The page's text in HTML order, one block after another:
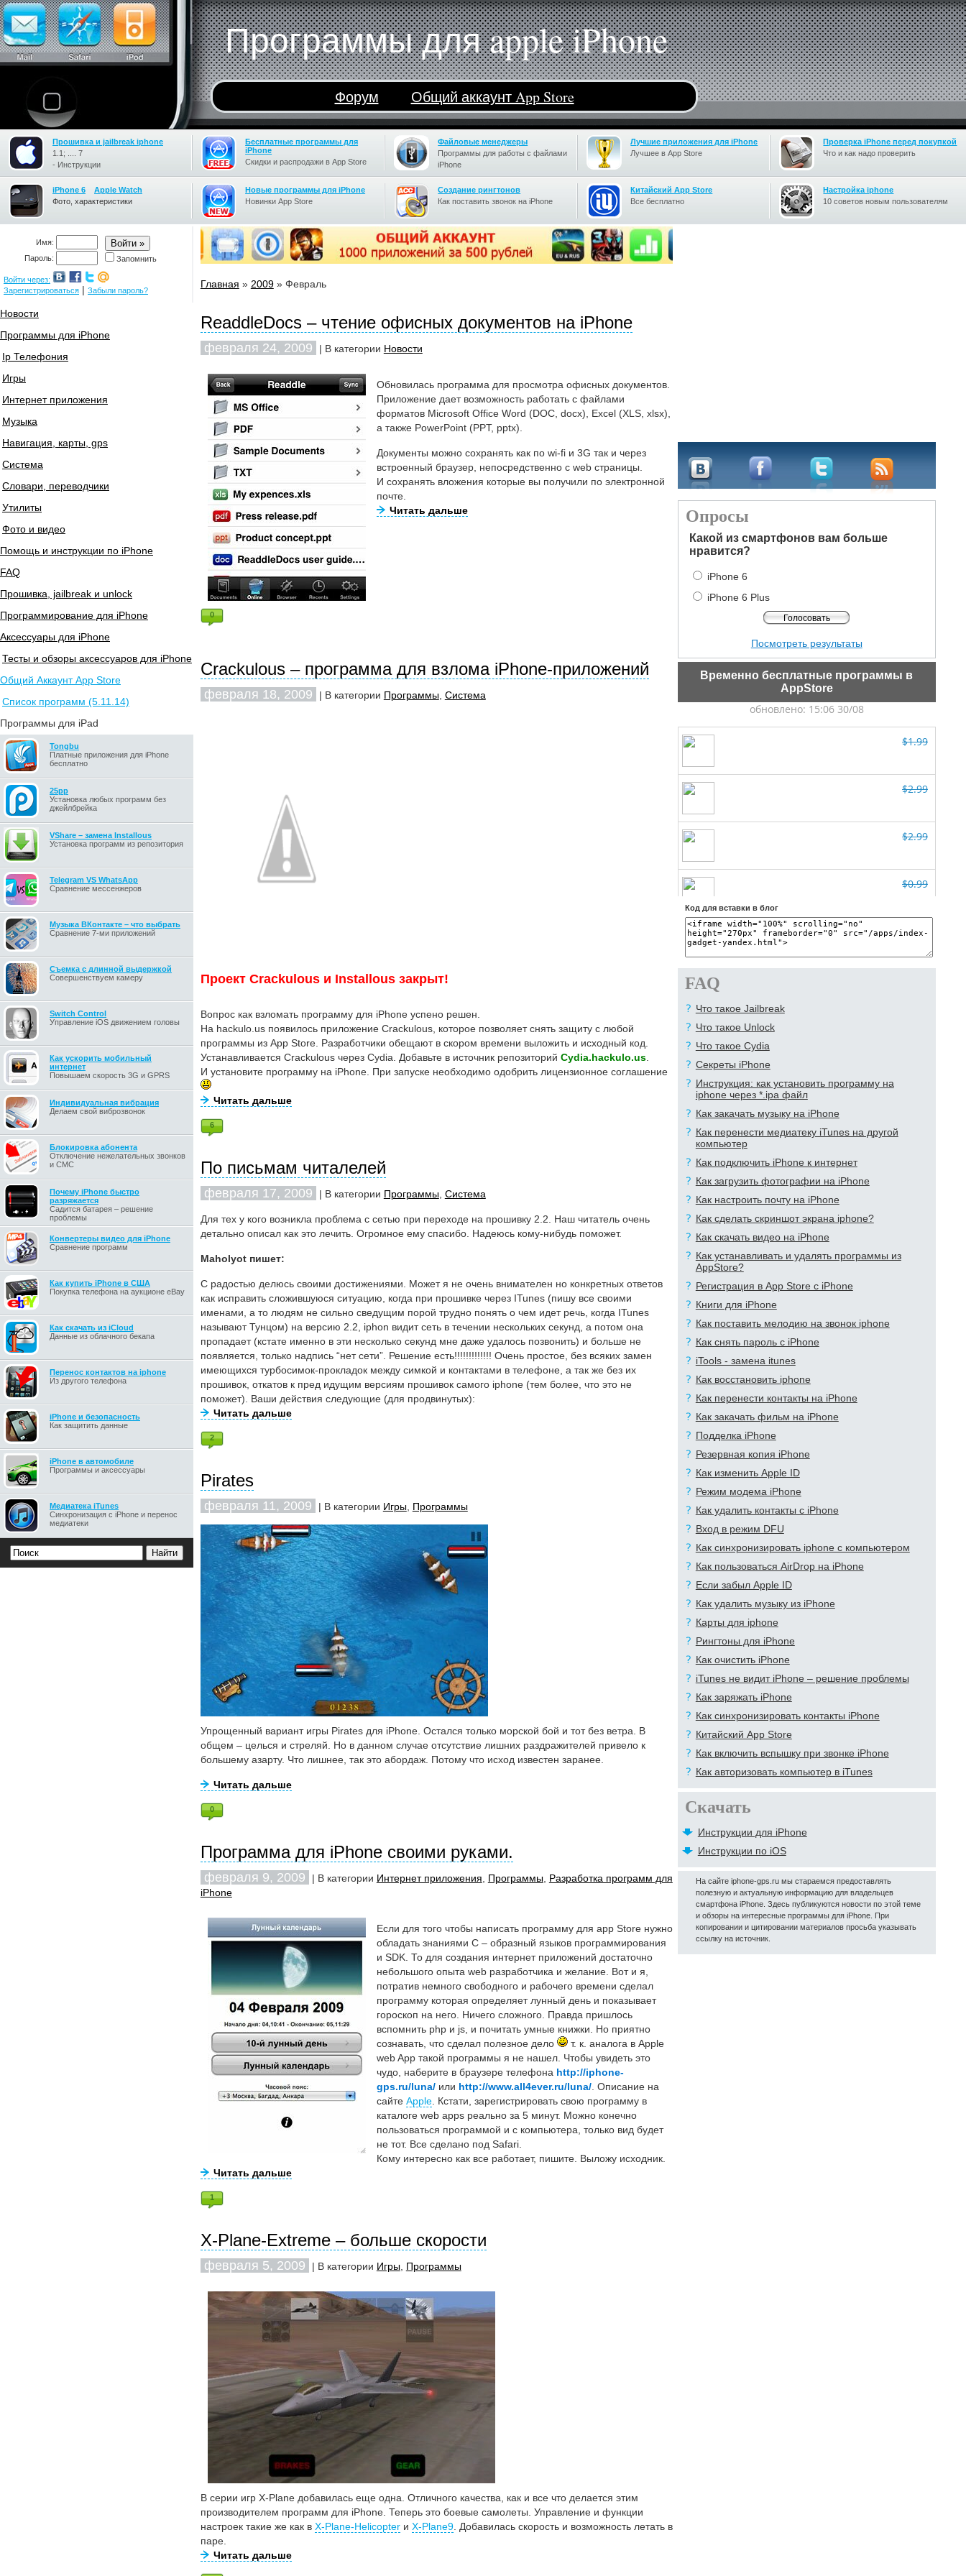
Программы для apple iPhone
Форум Общий аккаунт App Store
Прошивка и jailbreak iphone
1.1; .... 7
- Инструкции
Бесплатные программы для
iPhone
Скидки и распродажи в App Store
Файловые менеджеры
Программы для работы с файлами
iPhone
Лучшие приложения для iPhone
Лучшее в App Store
Проверка iPhone перед покупкой
Что и как надо проверить
iPhone 6
Apple Watch
Фото, характеристики
Новые программы для iPhone
Новинки App Store
Cоздание рингтонов
Как поставить звонок на iPhone
Китайский App Store
Все бесплатно
Настройка iphone
10 советов новым пользователям
Имя:
Пароль:
Запомнить
Войти через:
Зарегистрироваться | Забыли пароль?
Новости
Программы для iPhone
Ip Телефония
Игры
Интернет приложения
Музыка
Навигация, карты, gps
Система
Словари, переводчики
Утилиты
Фото и видео
Помощь и инструкции по iPhone
FAQ
Прошивка, jailbreak и unlock
Программирование для iPhone
Аксессуары для iPhone
Тесты и обзоры аксессуаров для iPhone
Общий Аккаунт App Store
Список программ (5.11.14)
Программы для iPad
Tongbu
Платные приложения для iPhone
бесплатно
25pp
Установка любых программ без
джейлбрейка
VShare – замена Installous
Установка программ из репозитория
Telegram VS WhatsApp
Сравнение мессенжеров
Музыка ВКонтакте – что выбрать
Сравнение 7-ми приложений
Съемка с длинной выдержкой
Совершенствуем камеру
Switch Control
Управление iOS движением головы
Как ускорить мобильный
интернет
Повышаем скорость 3G и GPRS
Индивидуальная вибрация
Делаем свой виброзвонок
Блокировка абонента
Отключение нежелательных звонков
и СМС
Почему iPhone быстро
разряжается
Садится батарея – решение
проблемы
Конвертеры видео для iPhone
Сравнение программ
Как купить iPhone в США
Покупка телефона на аукционе eBay
Как скачать из iCloud
Данные из облачного бекапа
Перенос контактов на iphone
Из другого телефона
iPhone и безопасность
Как защитить данные
iPhone в автомобиле
Программы и аксессуары
Медиатека iTunes
Синхронизация с iPhone и перенос
медиатеки
Главная » 2009» Февраль
ReaddleDocs – чтение офисных документов на iPhone
февраля 24, 2009 | В категории Новости
Обновилась программа для просмотра офисных документов.
Приложение дает возможность работать с файлами
форматов Microsoft Office Word (DOC, docx), Excel (XLS, xlsx),
а также PowerPoint (PPT, pptx).
Документы можно сохранять как по wi-fi и 3G так и через
встроенный браузер, непосредственно с web страницы.
И сохранять вложения которые вы получили по электронной
почте.
Читать дальше
0
Crackulous – программа для взлома iPhone-приложений
февраля 18, 2009 | В категории Программы, Система
Проект Crackulous и Installous закрыт!
Вопрос как взломать программу для iPhone успено решен.
На hackulo.us появилось приложение Crackulous, которое позволяет снять защиту с любой
программы из App Store. Разработчики обещают в скором времени выложить и исходный код.
Устанавливается Crackulous через Cydia. Добавьте в источник репозиторий Cydia.hackulo.us.
И установите программу на iPhone. При запуске необходимо одобрить лицензионное соглашение
Читать дальше
6
По письмам читалелей
февраля 17, 2009 | В категории Программы, Система
Для тех у кого возникла проблема с сетью при переходе на прошивку 2.2. Наш читатель очень
детально описал как это лечить. Огромное ему спасибо. Надеюсь кому-нибудь поможет.
Maholyot пишет:
С радостью делюсь своими достижениями. Может я не очень внимателен но конкретных ответов
как исправить сложившуюся ситуацию, когда при прошивке через ITunes (пишу все своими
именами, а то людям не сильно сведущим порой трудно понять о чем идет речь, когда ITunes
называют Тунцом) на версию 2.2, iphon видит сеть в течении нескольких секунд, а потом она
пропадает (кстате именно в эти несколько секунд мне даже удалось позвонить) и больше не
появляется, только надпись “нет сети”. Решение есть!!!!!!!!!!!!! Очень простое, без всяких замен
имеющихся турбосимок-прокладок между симкой и контактами в телефоне, а так же без их
прошивок, откатов к пред идущим версиям прошивок самого iphone (тем более, что это не
поможет). Ваши действия следующие (для продвинутых):
Читать дальше
2
Pirates
февраля 11, 2009 | В категории Игры, Программы
Упрощенный вариант игры Pirates для iPhone. Остался только морской бой и тот без ветра. В
общем – целься и стреляй. Но в данном случае отсутствие лишних раздражителей привело к
большему азарту. Что лишнее, так это абордаж. Потому что исход известен заранее.
Читать дальше
0
Программа для iPhone своими руками.
февраля 9, 2009 | В категории Интернет приложения Программы, Разработка программ для
iPhone
Если для того чтобы написать программу для app Store нужно
обладать знаниями С – образный языков программирования
и SDK. То для создания интернет приложений достаточно
небольшого опыта web разработчика и желание. Вот и я,
потратив немного свободного и рабочего времени сделал
программу которая определяет лунный день и показывает
гороскоп на него. Ничего сложного. Правда пришлось
вспомнить php и js, и почитать умные книжки. Но приятно
сознавать, что сделал полезное дело
т. к. аналога в Apple
web App такой программы я не нашел. Чтобы увидеть это
чудо, наберите в браузере телефона http://iphone-
gps.ru/luna/или http://www.all4ever.ru/luna/. Описание на
сайте Apple. Кстати, зарегистрировать свою программу в
каталоге web apps реально за 5 минут. Можно конечно
пользоваться программой и с компьютера, только вид будет
не тот. Все сделано под Safari.
Кому интересно как все работает, пишите. Выложу исходник.
Читать дальше
1
X-Plane-Extreme – больше скорости
февраля 5, 2009 | В категории Игры, Программы
В серии игр Х-Plane добавилась еще одна. Отличного качества, как и все что делается этим
производителем программ для iPhone. Теперь это боевые самолеты. Управление и функции
настроек такие же как в X-Plane-Helicopterи X-Plane9. Добавилась скорость и возможность летать в
паре.
Читать дальше
Опросы
Какой из смартфонов вам больше
нравится?
iPhone 6
iPhone 6 Plus
Посмотреть результаты
Временно бесплатные программы в
AppStore
Код для вставки в блог
FAQ
Что такое Jailbreak
Что такое Unlock
Что такое Cydia
Секреты iPhone
Инструкция: как установить программу на
iphone через *.ipa файл
Как закачать музыку на iPhone
Как перенести медиатеку iTunes на другой
компьютер
Как подключить iPhone к интернет
Как загрузить фотографии на iPhone
Как настроить почту на iPhone
Как сделать скриншот экрана iphone?
Как скачать видео на iPhone
Как устанавливать и удалять программы из
AppStore?
Регистрация в App Store с iPhone
Книги для iPhone
Как поставить мелодию на звонок iphone
Как снять пароль с iPhone
iTools - замена itunes
Как восстановить iphone
Как перенести контакты на iPhone
Как закачать фильм на iPhone
Подделка iPhone
Резервная копия iPhone
Как изменить Apple ID
Режим модема iPhone
Как удалить контакты с iPhone
Вход в режим DFU
Как синхронизировать iphone с компьютером
Как пользоваться AirDrop на iPhone
Если забыл Apple ID
Как удалить музыку из iPhone
Карты для iphone
Рингтоны для iPhone
Как очистить iPhone
iTunes не видит iPhone – решение проблемы
Как заряжать iPhone
Как синхронизировать контакты iPhone
Китайский App Store
Как включить вспышку при звонке iPhone
Как авторизовать компьютер в iTunes
Скачать
Инструкции для iPhone
Инструкции по iOS
На сайте iphone-gps.ru мы стараемся предоставлять
полезную и актуальную информацию для владельцев
смартфона iPhone. Здесь публикуются новости по этой теме
и обзоры на интересные программы для iPhone. При
копировании и цитировании материалов просьба указывать
ссылку на источник.